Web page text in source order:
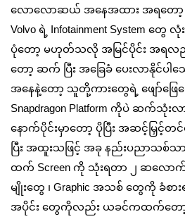
လောလောဆယ် အနေအထား အရတော့
Volvo ရဲ့ Infotainment System တွေ
ပုံတော့ မဟုတ်သလို အမြင်ပိုင်း အရလ
တော့ ဆက် ပြီး အခြေခံ ပေးလာနိုင်ပါသ
အနေနဲ့တော့ သူတို့ကားတွေရဲ့ ဖျော်ဖြေရ
Snapdragon Platform ကိုပဲ ဆက်သုံး
နောက်ပိုင်းမှာတော့ ပိုပြီး အဆင့်မြှ
ပြီး အထူးသဖြင့် အခု နည်းပညာသစ်
ထက် Screen ကို သုံးရတာ ၂ ဆလောက်
မျိုးတွေ ၊ Graphic အသစ် တွေကို ခံစား
အပိုင်း တွေကိုလည်း ယခင်ကထက်တေ